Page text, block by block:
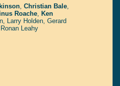
, Christian Bale,
Roache, Ken
, Larry Holden, Gerard
Ronan Leahy